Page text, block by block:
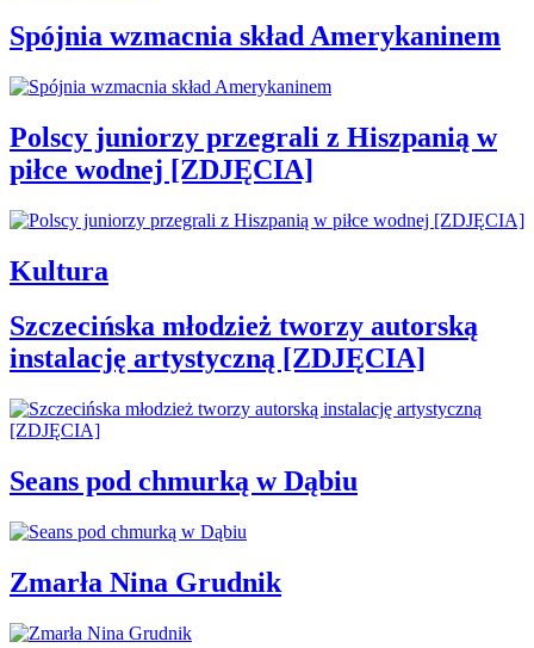
Spójnia wzmacnia skład Amerykaninem
Polscy juniorzy przegrali z Hiszpanią w
piłce wodnej [ZDJĘCIA]
Kultura
Szczecińska młodzież tworzy autorską
instalację artystyczną [ZDJĘCIA]
Seans pod chmurką w Dąbiu
Zmarła Nina Grudnik